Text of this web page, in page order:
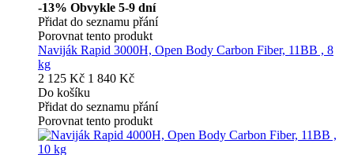
-13% Obvykle 5-9 dní
Přidat do seznamu přání
Porovnat tento produkt
Naviják Rapid 3000H, Open Body Carbon Fiber, 11BB , 8
kg
2 125 Kč 1 840 Kč
Do košíku
Přidat do seznamu přání
Porovnat tento produkt